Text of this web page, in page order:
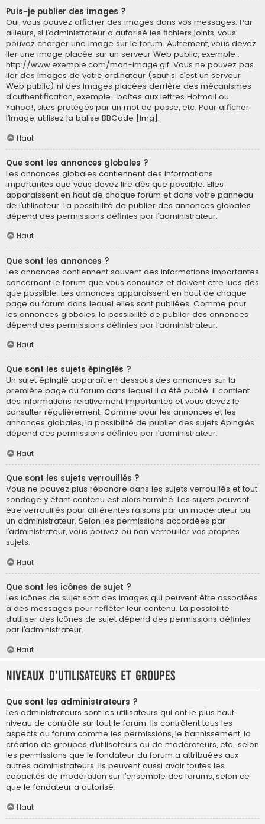
Puis-je publier des images ?
Oui, vous pouvez afficher des images dans vos messages. Par
ailleurs, si l’administrateur a autorisé les fichiers joints, vous
pouvez charger une image sur le forum. Autrement, vous devez
lier une image placée sur un serveur Web public, exemple :
http://www.exemple.com/mon-image.gif. Vous ne pouvez pas
lier des images de votre ordinateur (sauf si c’est un serveur
Web public) ni des images placées derrière des mécanismes
d’authentification, exemple : boîtes aux lettres Hotmail ou
Yahoo!, sites protégés par un mot de passe, etc. Pour afficher
l’image, utilisez la balise BBCode [img].
Haut
Que sont les annonces globales ?
Les annonces globales contiennent des informations
importantes que vous devez lire dès que possible. Elles
apparaissent en haut de chaque forum et dans votre panneau
de l’utilisateur. La possibilité de publier des annonces globales
dépend des permissions définies par l’administrateur.
Haut
Que sont les annonces ?
Les annonces contiennent souvent des informations importantes
concernant le forum que vous consultez et doivent être lues dès
que possible. Les annonces apparaissent en haut de chaque
page du forum dans lequel elles sont publiées. Comme pour
les annonces globales, la possibilité de publier des annonces
dépend des permissions définies par l’administrateur.
Haut
Que sont les sujets épinglés ?
Un sujet épinglé apparaît en dessous des annonces sur la
première page du forum dans lequel il a été publié. il contient
des informations relativement importantes et vous devez le
consulter régulièrement. Comme pour les annonces et les
annonces globales, la possibilité de publier des sujets épinglés
dépend des permissions définies par l’administrateur.
Haut
Que sont les sujets verrouillés ?
Vous ne pouvez plus répondre dans les sujets verrouillés et tout
sondage y étant contenu est alors terminé. Les sujets peuvent
être verrouillés pour différentes raisons par un modérateur ou
un administrateur. Selon les permissions accordées par
l’administrateur, vous pouvez ou non verrouiller vos propres
sujets.
Haut
Que sont les icônes de sujet ?
Les icônes de sujet sont des images qui peuvent être associées
à des messages pour refléter leur contenu. La possibilité
d’utiliser des icônes de sujet dépend des permissions définies
par l’administrateur.
Haut
Niveaux d’utilisateurs et groupes
Que sont les administrateurs ?
Les administrateurs sont les utilisateurs qui ont le plus haut
niveau de contrôle sur tout le forum. Ils contrôlent tous les
aspects du forum comme les permissions, le bannissement, la
création de groupes d’utilisateurs ou de modérateurs, etc., selon
les permissions que le fondateur du forum a attribuées aux
autres administrateurs. Ils peuvent aussi avoir toutes les
capacités de modération sur l’ensemble des forums, selon ce
que le fondateur a autorisé.
Haut